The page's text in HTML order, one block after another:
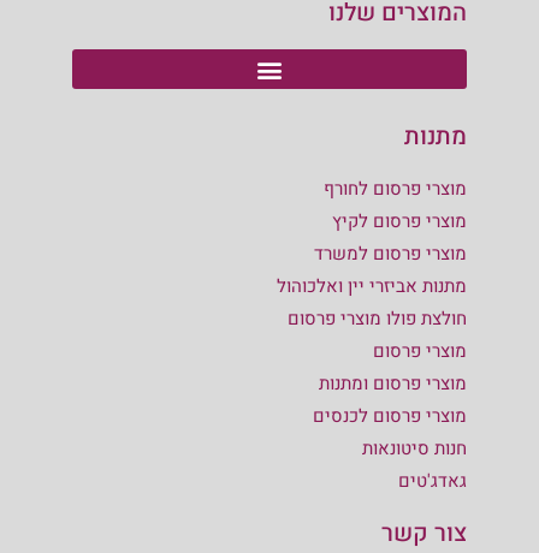
המוצרים שלנו
מתנות
מוצרי פרסום לחורף
מוצרי פרסום לקיץ
מוצרי פרסום למשרד
מתנות אביזרי יין ואלכוהול
חולצת פולו מוצרי פרסום
מוצרי פרסום
מוצרי פרסום ומתנות
מוצרי פרסום לכנסים
חנות סיטונאות
גאדג'טים
צור קשר